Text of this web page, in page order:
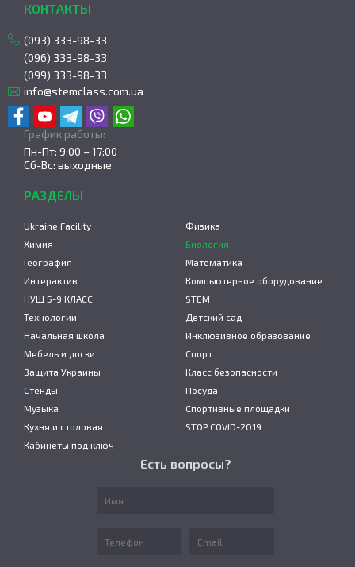
КОНТАКТЫ
(093) 333-98-33
(096) 333-98-33
(099) 333-98-33
info@stemclass.com.ua
График работы:
Пн-Пт: 9:00 – 17:00
Сб-Вс: выходные
РАЗДЕЛЫ
Ukraine Facility
Физика
Химия
Биология
География
Математика
Интерактив
Компьютерное оборудование
НУШ 5-9 КЛАСС
STEM
Технологии
Детский сад
Начальная школа
Инклюзивное образование
Мебель и доски
Спорт
Защита Украины
Класс безопасности
Стенды
Посуда
Музыка
Спортивные площадки
Кухня и столовая
STOP COVID-2019
Кабинеты под ключ
Есть вопросы?